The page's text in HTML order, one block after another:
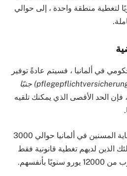
يورو سنويًا لتغطية منطقة واحدة ، إلى حوالي
في ألمانيا ، فسيتم عادةً توفير
pflegepflichtversicherung) جنبًا
فإن الحد الأقصى الذي يمكنك تلقيه
يبلغ متوسط ​​تكاليف دار رعاية المسنين في ألمانيا حوالي 3000
الذين لديهم تغطية قانونية فقط
بأنفسهم.